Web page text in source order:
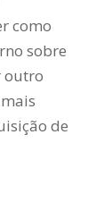
como
sobre
outro
de